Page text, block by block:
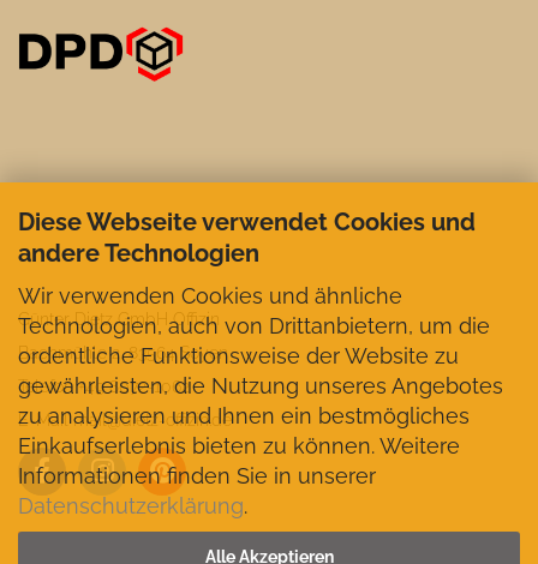
Diese Webseite verwendet Cookies und
andere Technologien
Wir verwenden Cookies und ähnliche
Technologien, auch von Drittanbietern, um die
ordentliche Funktionsweise der Website zu
gewährleisten, die Nutzung unseres Angebotes
zu analysieren und Ihnen ein bestmögliches
Einkaufserlebnis bieten zu können. Weitere
Informationen finden Sie in unserer
Datenschutzerklärung.
Alle Akzeptieren
Günter Dietz GmbH Offizin
Bachmühle 2, 83564 Soyen
Telefon +49 8072-1062
E-Mail mail@dietz-offizin.de
VERTRAG WIDERRUFEN